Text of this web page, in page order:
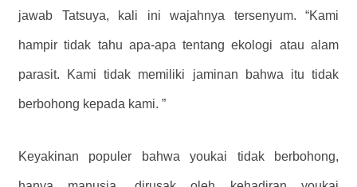
jawab Tatsuya, kali ini wajahnya tersenyum. “Kami
hampir tidak tahu apa-apa tentang ekologi atau alam
parasit. Kami tidak memiliki jaminan bahwa itu tidak
berbohong kepada kami. ”
Keyakinan populer bahwa youkai tidak berbohong,